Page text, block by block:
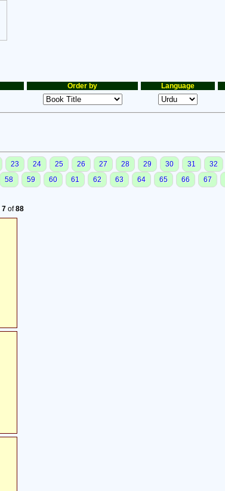
Order by Language
23 24 25 26 27 28 29 30 31 32
58 59 60 61 62 63 64 65 66 67
7 of88